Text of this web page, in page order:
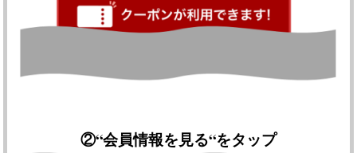
②“会員情報を見る“をタップ